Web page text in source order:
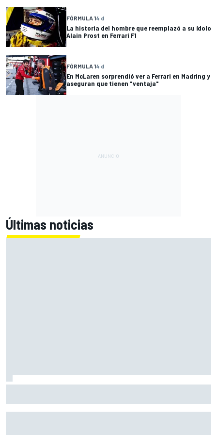
FÓRMULA 14 d
La historia del hombre que reemplazó a su ídolo
Alain Prost en Ferrari F1
FÓRMULA 14 d
En McLaren sorprendió ver a Ferrari en Madring y
aseguran que tienen "ventaja"
Últimas noticias